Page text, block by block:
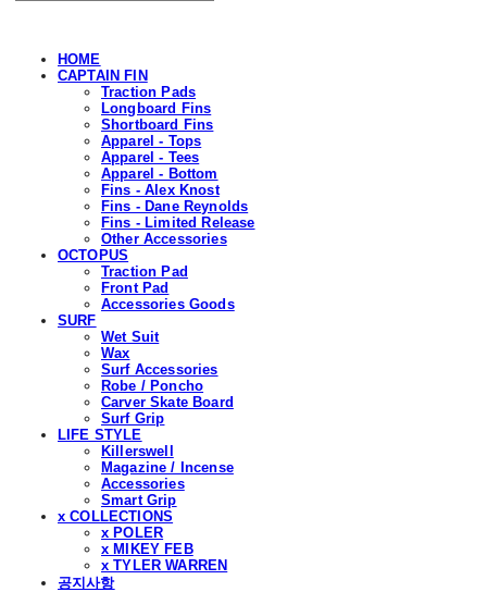
HOME
CAPTAIN FIN
Traction Pads
Longboard Fins
Shortboard Fins
Apparel - Tops
Apparel - Tees
Apparel - Bottom
Fins - Alex Knost
Fins - Dane Reynolds
Fins - Limited Release
Other Accessories
OCTOPUS
Traction Pad
Front Pad
Accessories Goods
SURF
Wet Suit
Wax
Surf Accessories
Robe / Poncho
Carver Skate Board
Surf Grip
LIFE STYLE
Killerswell
Magazine / Incense
Accessories
Smart Grip
x COLLECTIONS
x POLER
x MIKEY FEB
x TYLER WARREN
공지사항